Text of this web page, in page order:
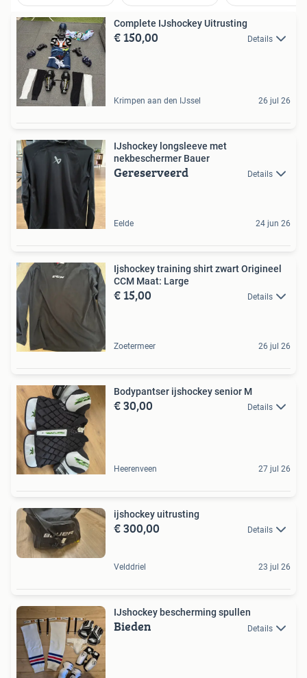
Complete IJshockey Uitrusting
€ 150,00 Details
Krimpen aan den IJssel 26 jul 26
IJshockey longsleeve met
nekbeschermer Bauer
Gereserveerd Details
Eelde 24 jun 26
Ijshockey training shirt zwart Origineel
CCM Maat: Large
€ 15,00 Details
Zoetermeer 26 jul 26
Bodypantser ijshockey senior M
€ 30,00 Details
Heerenveen 27 jul 26
ijshockey uitrusting
€ 300,00 Details
Velddriel 23 jul 26
IJshockey bescherming spullen
Bieden Details